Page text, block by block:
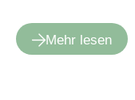
Mehr lesen